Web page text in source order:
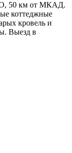
50 км от МКАД.
коттеджные
кровель и
Выезд в